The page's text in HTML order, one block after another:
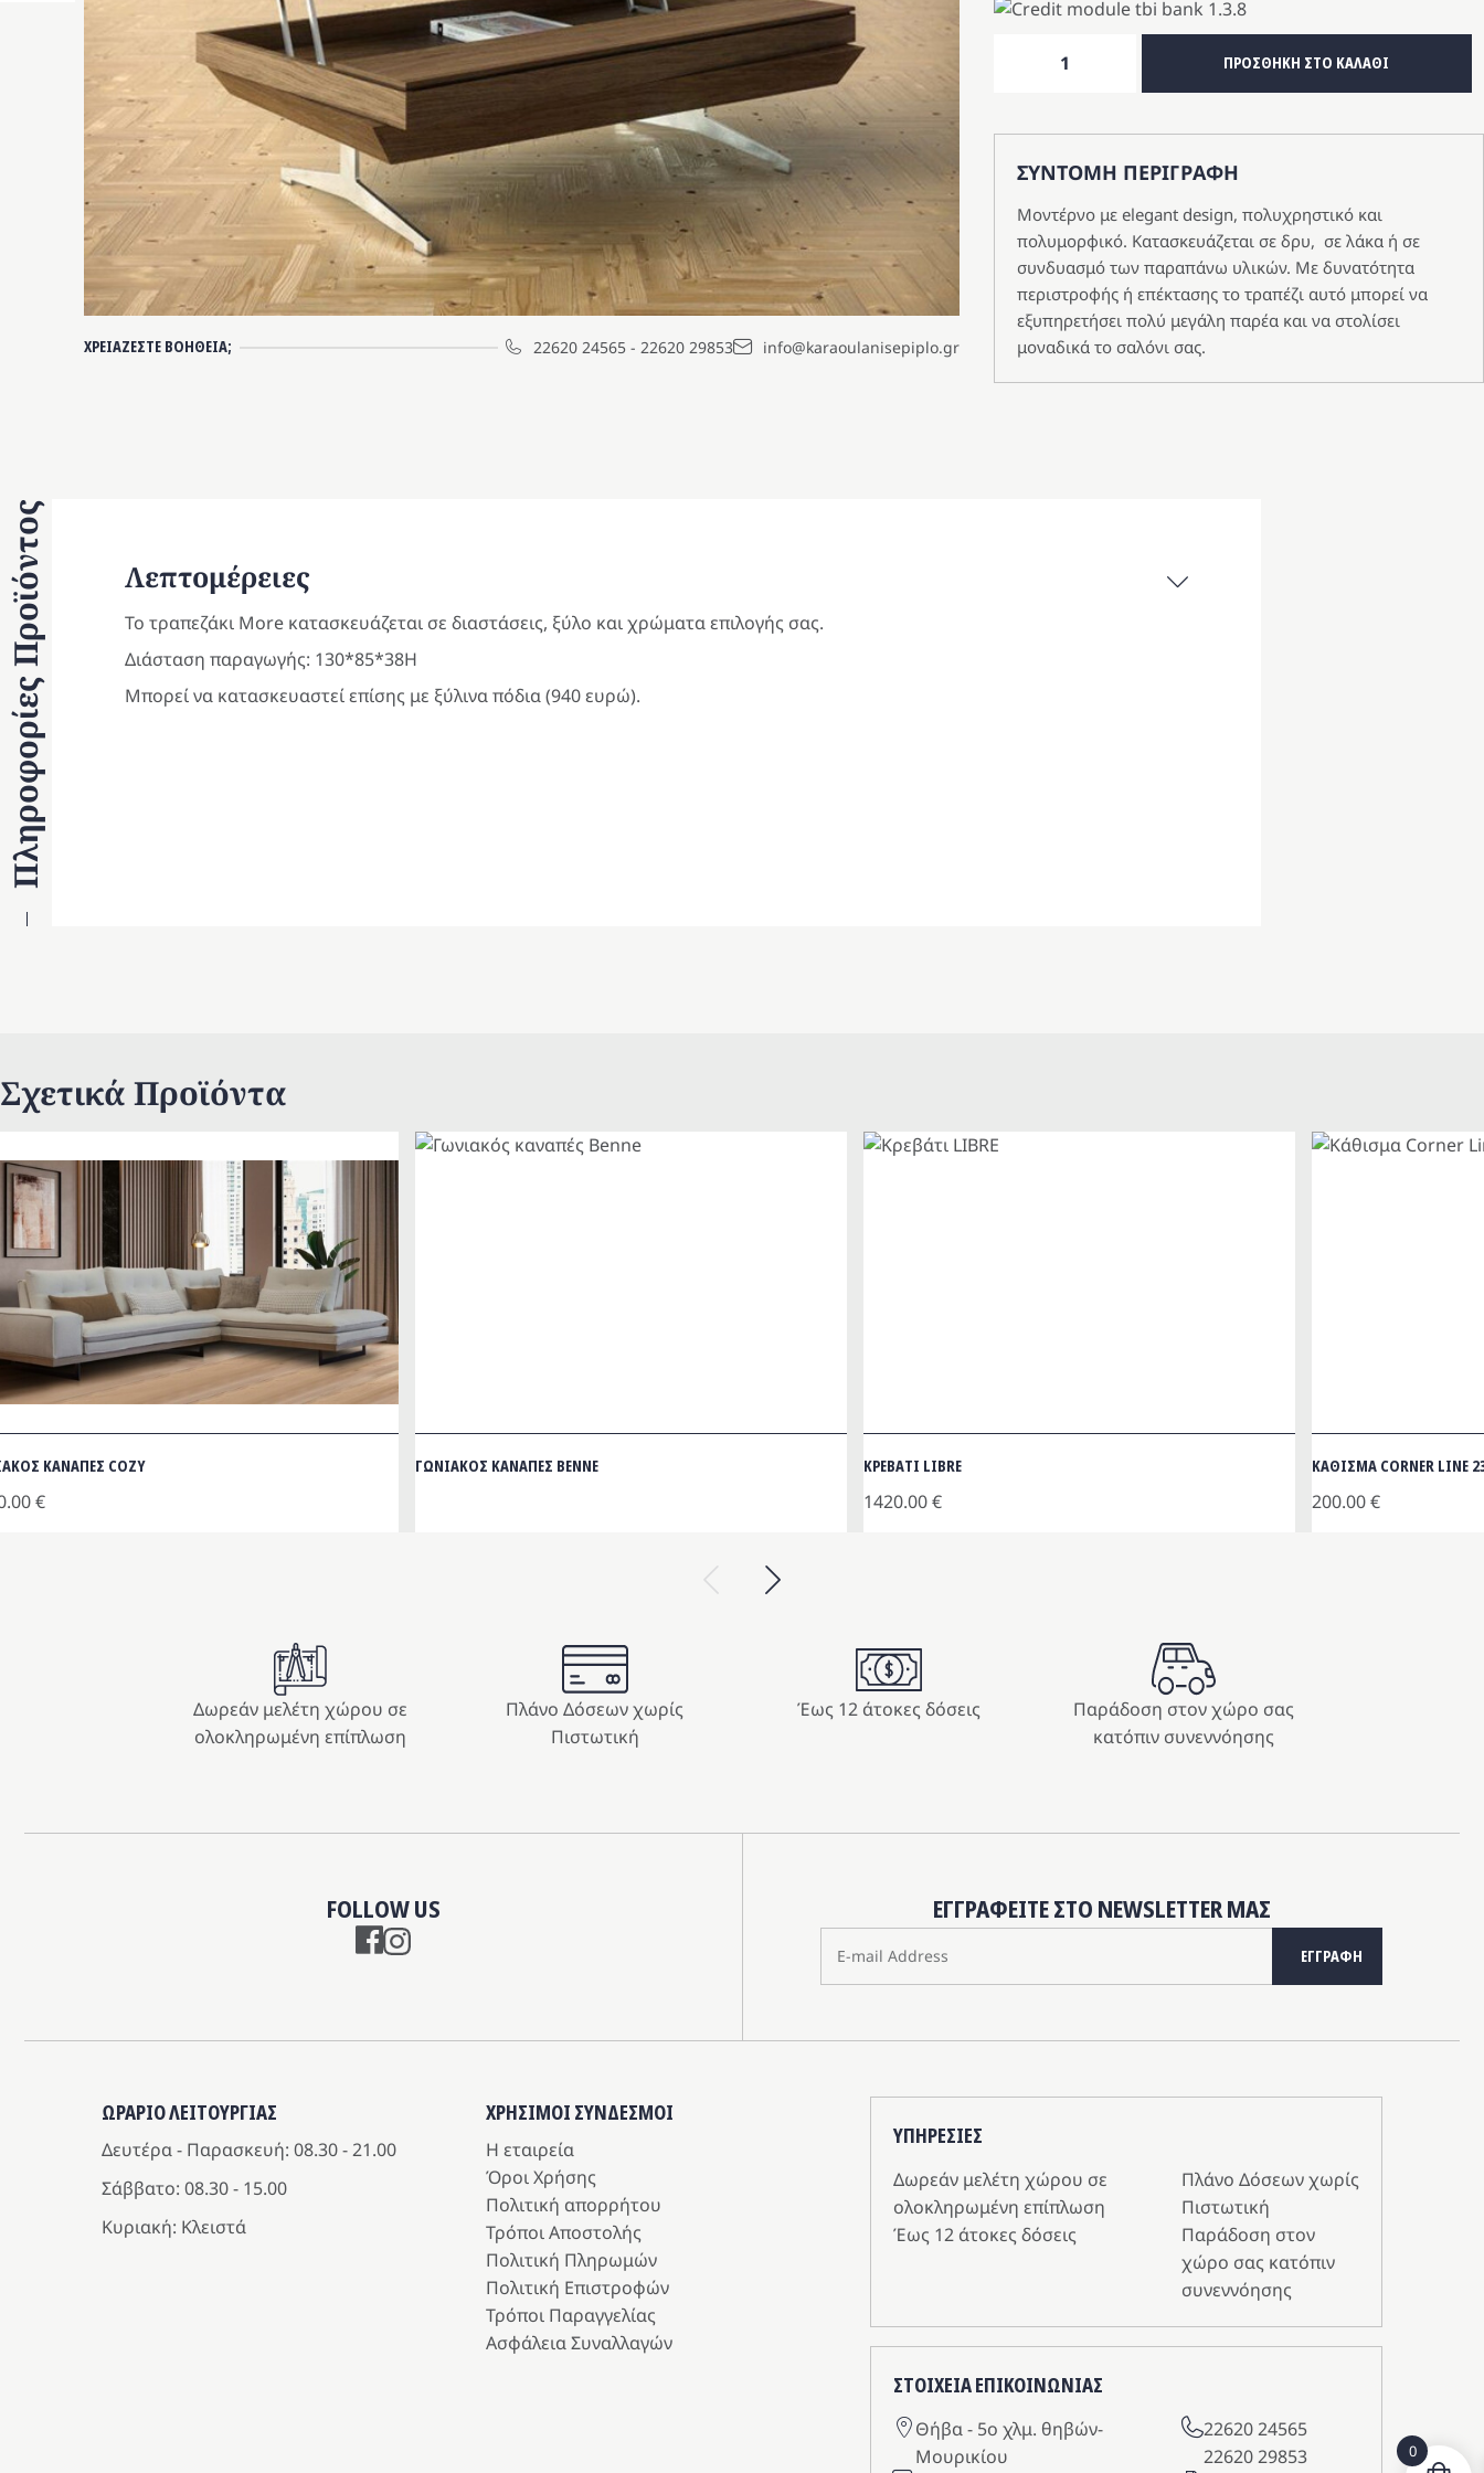
ΧΡΕΙΑΖΕΣΤΕ ΒΟΗΘΕΙΑ; 22620 24565- 22620 29853 info@karaoulanisepiplo.gr
Σαλονιού
ποσότητα
ΠΡΟΣΘΗΚΗ ΣΤΟ ΚΑΛΑΘΙ
ΣΥΝΤΟΜΗ ΠΕΡΙΓΡΑΦΗ
Μοντέρνο με elegant design, πολυχρηστικό και
πολυμορφικό. Κατασκευάζεται σε δρυ, σε λάκα ή σε
συνδυασμό των παραπάνω υλικών. Με δυνατότητα
περιστροφής ή επέκτασης το τραπέζι αυτό μπορεί να
εξυπηρετήσει πολύ μεγάλη παρέα και να στολίσει
μοναδικά το σαλόνι σας.
Πληροφορίες Προϊόντος Λεπτομέρειες
Το τραπεζάκι More κατασκευάζεται σε διαστάσεις, ξύλο και χρώματα επιλογής σας.
Διάσταση παραγωγής: 130*85*38H
Μπορεί να κατασκευαστεί επίσης με ξύλινα πόδια (940 ευρώ).
Σχετικά Προϊόντα
Previous
ΚΑΝΑΠΕΣ COZY
€
ΓΩΝΙΑΚΟΣ ΚΑΝΑΠΕΣ BENNE ΚΡΕΒΑΤΙ LIBRE
1420.00€
ΚΑΘΙΣΜΑ CORNER LINE
200.00€
Next
Δωρεάν μελέτη χώρου σε
ολοκληρωμένη επίπλωση
Πλάνο Δόσεων χωρίς
Πιστωτική
Έως 12 άτοκες δόσεις
Παράδοση στον χώρο σας
κατόπιν συνεννόησης
FOLLOW US
Instagram
ΕΓΓΡΑΦΕΙΤΕ ΣΤΟ NEWSLETTER ΜΑΣ
ΕΓΓΡΑΦΗ
ΩΡΑΡΙΟ ΛΕΙΤΟΥΡΓΙΑΣ
Δευτέρα - Παρασκευή: 08.30 - 21.00
Σάββατο: 08.30 - 15.00
Κυριακή: Κλειστά
ΧΡΗΣΙΜΟΙ ΣΥΝΔΕΣΜΟΙ
Η εταιρεία
Όροι Χρήσης
Πολιτική απορρήτου
Τρόποι Αποστολής
Πολιτική Πληρωμών
Πολιτική Επιστροφών
Τρόποι Παραγγελίας
Ασφάλεια Συναλλαγών
ΥΠΗΡΕΣIΕΣ
Δωρεάν μελέτη χώρου σε
ολοκληρωμένη επίπλωση
Πλάνο Δόσεων χωρίς
Πιστωτική
Έως 12 άτοκες δόσεις
Παράδοση στον
χώρο σας κατόπιν
συνεννόησης
ΣΤΟΙΧΕΙΑ ΕΠΙΚΟΙΝΩΝΙΑΣ
Θήβα - 5o χλμ. θηβών-
Μουρικίου
22620 24565
22620 29853
0